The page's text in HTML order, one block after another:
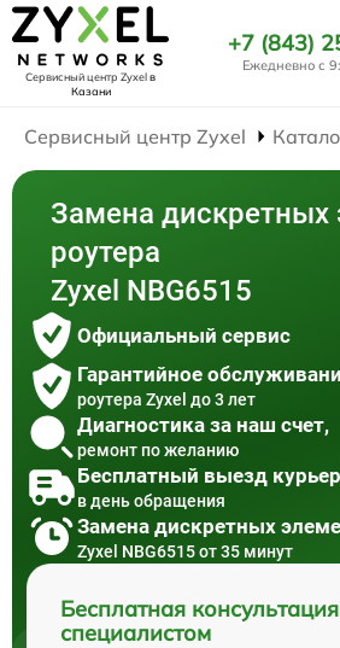
Сервисный центр Zyxelв
Казани
+7 (843)
Ежедневно с
Сервисный центр Zyxel
Замена дискретных
роутера
Zyxel NBG6515
Официальный сервис
Гарантийное
роутера Zyxel до 3 лет
Диагностика за наш счет,
ремонт по желанию
Бесплатный выезд
в день обращения
Замена дискретных
Zyxel NBG6515 от 35 минут
Бесплатная
специалистом